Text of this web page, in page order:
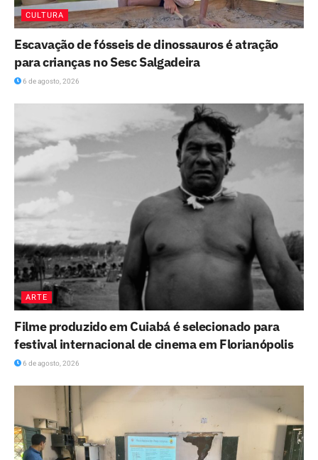
CULTURA
Escavação de fósseis de dinossauros é atração
para crianças no Sesc Salgadeira
6 de agosto, 2026
ARTE
Filme produzido em Cuiabá é selecionado para
festival internacional de cinema em Florianópolis
6 de agosto, 2026